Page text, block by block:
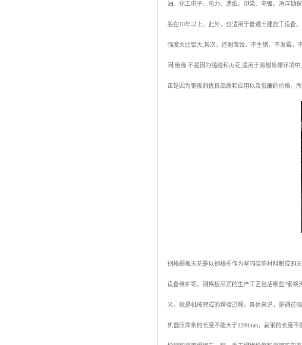
油、化工电子、电力、造纸、印染、电镀、海洋勘
般在10年以上。此外，也适用于普通土建施工设备
强度大比铝大;其次，还耐腐蚀，不生锈，不发霉，
闷,绝缘,不是因为磕碰和火花,适用于易燃易爆环境
正是因为钢板的优良品质和应用以及低廉的价格，
钢格栅板天花是以钢格栅作为室内装饰材料制成的
设备维护等。钢格板吊顶的生产工艺包括哪些?钢
义，就是机械完成的焊接过程。具体来说，是通过
机器压焊条的长度不能大于1200mm，扁钢的长度